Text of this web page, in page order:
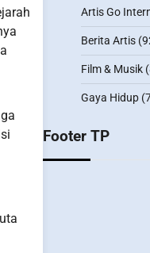
Artis Go
Berita Artis
Film & Musik
Gaya Hidup
Footer TP